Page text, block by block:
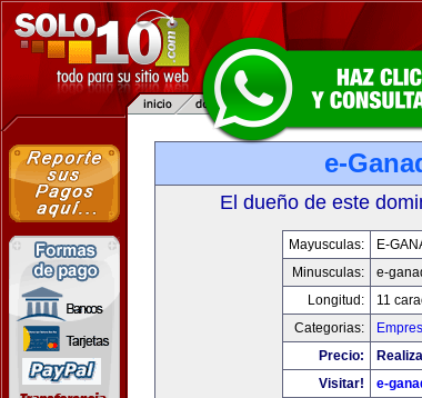
e-
El dueño de este
Mayusculas:
E-
Minusculas:
e-
Longitud:
11
Categorias:
Precio:
Visitar!
e-